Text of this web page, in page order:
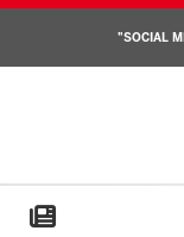
MEDIA
"SOCIAL